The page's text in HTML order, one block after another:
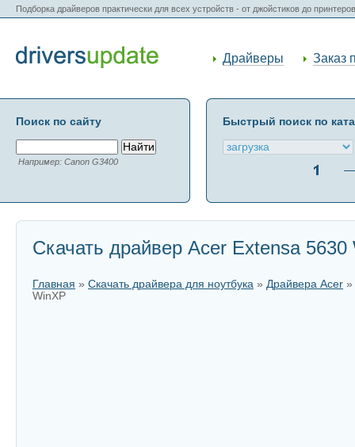
Подборка драйверов практически для всех устройств - от джойстиков до
Драйверы Заказ
Поиск по сайту
Например: Canon G3400
Быстрый поиск по
Скачать драйвер Acer Extensa
Главная » Скачать драйвера для ноутбука » Драйвера Acer »
WinXP